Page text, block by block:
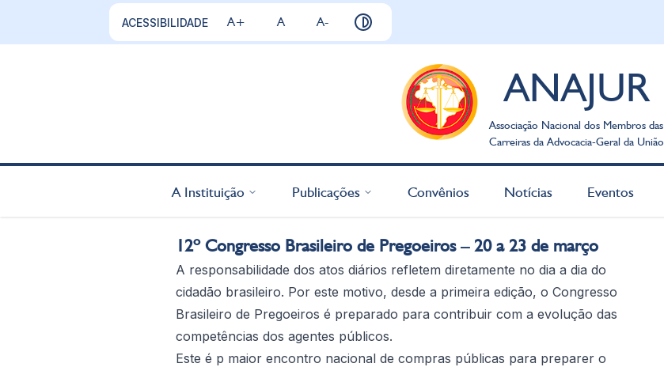
ACESSIBILIDADE A+ A A-
ANAJUR
Associação Nacional dos Membros das
Carreiras da Advocacia-Geral da União
A Instituição Publicações Convênios Notícias Eventos
12º Congresso Brasileiro de Pregoeiros – 20 a 23 de março
A responsabilidade dos atos diários refletem diretamente no dia a dia do
cidadão brasileiro. Por este motivo, desde a primeira edição, o Congresso
Brasileiro de Pregoeiros é preparado para contribuir com a evolução das
competências dos agentes públicos.
Este é p maior encontro nacional de compras públicas para preparer o